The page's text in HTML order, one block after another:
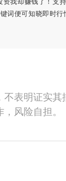
我却赚钱了！支
键词便可知晓即时
表明证实
风险自担。